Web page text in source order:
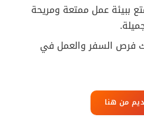
ببيئة عمل ممتعة ومريحة
فرص السفر والعمل في
من هنا